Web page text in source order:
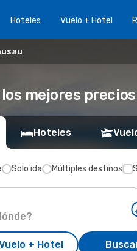
Hoteles Vuelo + Hotel
mejores
Hoteles
Solo ida Múltiples destinos
+ Hotel